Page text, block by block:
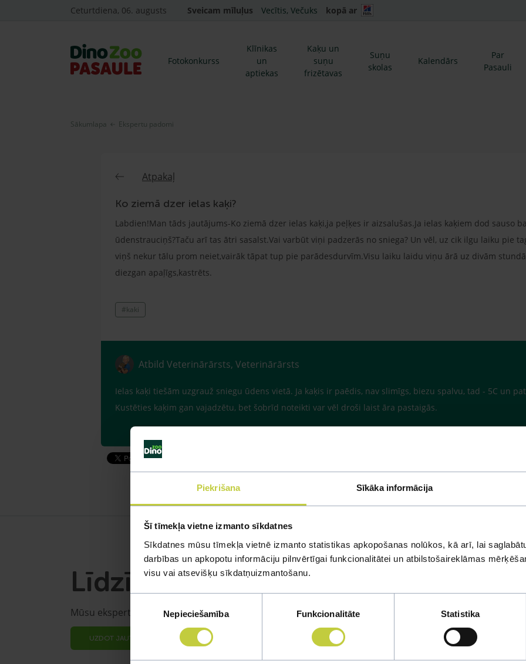
Piekrišana Sīkāka informācija
Šī tīmekļa vietne izmanto sīkdatnes
Sīkdatnes mūsu tīmekļa vietnē izmanto statistikas apkopošanas nolūkos, kā arī, lai
darbības un apkopotu informāciju pilnvērtīgai funkcionalitātei un atbilstošaireklāmas
visu vai atsevišķu sīkdatņuizmantošanu.
izvēle
Nepieciešamība Funkcionalitāte Statistika
Ceturtdiena, 06. augusts Sveicam mīluļus Vecītis, Večuks kopā ar
Fotokonkurss
Klīnikas
un
aptiekas
Kaķu un
suņu
frizētavas
Suņu
skolas
Kalendārs
Par
Pasauli
Sākumlapa Ekspertu padomi
Atpakaļ
Ko ziemā dzer ielas kaķi?
Labdien!Man tāds jautājums-Ko ziemā dzer ielas kaķi,ja peļķes ir aizsalušas.Ja ielas kaķiem dod sauso
ūdenstrauciņš?Taču arī tas ātri sasalst.Vai varbūt viņi padzerās no sniega? Un vēl, uz cik ilgu laiku pie
viņš nekur tālu prom neiet,vairāk tāpat tup pie parādesdurvīm.Visu laiku laidu viņu ārā uz divām
diezgan apaļīgs,kastrēts.
#kaki
Atbild Veterinārārsts, Veterinārārsts
Ielas kaķi tiešām uzgrauž sniegu ūdens vietā. Ja kaķis ir paēdis, nav slimīgs, biezu spalvu, tad - 5C un
Kustēties kaķim gan vajadzētu, bet šobrīd noteikti var vēl droši laist āra pastaigās.
Līdzīgi jautājumi
Mūsu eksperti spēs atbildēt uz jebkuru Jūsu jautājumu
UZDOT JAUTĀJUMU